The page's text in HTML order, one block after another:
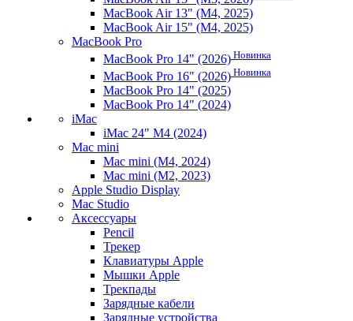
MacBook Air 13" (M4, 2025)
MacBook Air 15" (M4, 2025)
MacBook Pro
MacBook Pro 14" (2026) Новинка
MacBook Pro 16" (2026) Новинка
MacBook Pro 14" (2025)
MacBook Pro 14" (2024)
iMac
iMac 24" M4 (2024)
Mac mini
Mac mini (M4, 2024)
Mac mini (M2, 2023)
Apple Studio Display
Mac Studio
Аксессуары
Pencil
Трекер
Клавиатуры Apple
Мышки Apple
Трекпады
Зарядные кабели
Зарядные устройства